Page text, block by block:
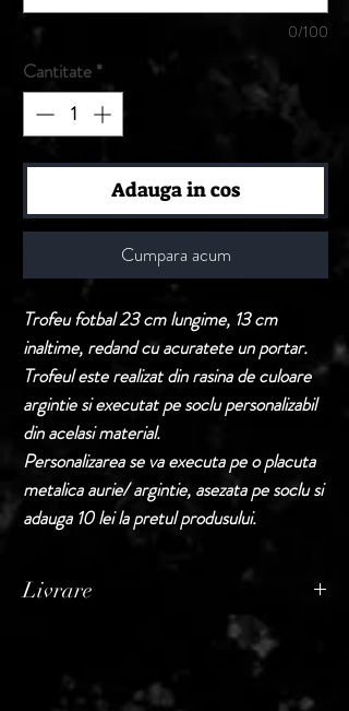
0/100
Cantitate *
Adauga in cos
Cumpara acum
Trofeu fotbal 23 cm lungime, 13 cm
inaltime, redand cu acuratete un portar.
Trofeul este realizat din rasina de culoare
argintie si executat pe soclu personalizabil
din acelasi material.
Personalizarea se va executa pe o placuta
metalica aurie/ argintie, asezata pe soclu si
adauga 10 lei la pretul produsului.
Livrare
Termen de livrare: 1 - 2 zile lucratoare, din
momentul confirmarii comenzii de catre